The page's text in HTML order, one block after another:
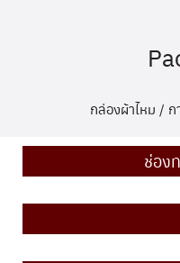
กล่องผ้าไหม /
ช่อง